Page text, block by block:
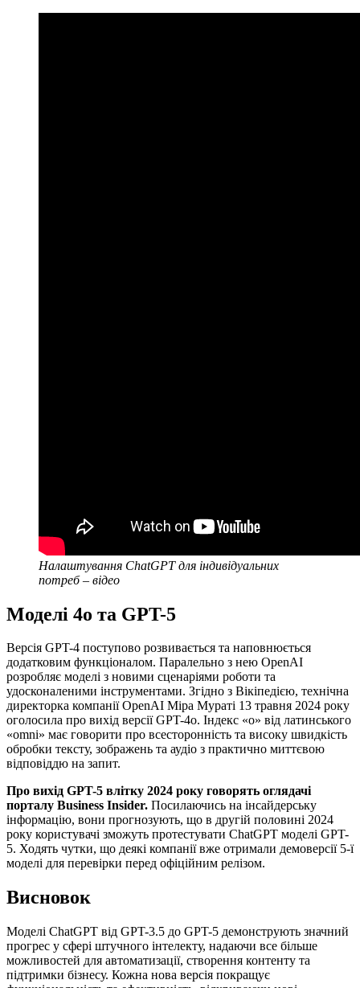
Налаштування ChatGPT для індивідуальних
потреб – відео
Моделі 4о та GPT-5
Версія GPT-4 поступово розвивається та наповнюється
додатковим функціоналом. Паралельно з нею OpenAI
розробляє моделі з новими сценаріями роботи та
удосконаленими інструментами. Згідно з Вікіпедією, технічна
директорка компанії OpenAI Міра Мураті 13 травня 2024 року
оголосила про вихід версії GPT-4o. Індекс «о» від латинського
«omni» має говорити про всесторонність та високу швидкість
обробки тексту, зображень та аудіо з практично миттєвою
відповіддю на запит.
Про вихід GPT-5 влітку 2024 року говорять оглядачі
порталу Business Insider. Посилаючись на інсайдерську
інформацію, вони прогнозують, що в другій половині 2024
року користувачі зможуть протестувати ChatGPT моделі GPT-
5. Ходять чутки, що деякі компанії вже отримали демоверсії 5-ї
моделі для перевірки перед офіційним релізом.
Висновок
Моделі ChatGPT від GPT-3.5 до GPT-5 демонструють значний
прогрес у сфері штучного інтелекту, надаючи все більше
можливостей для автоматизації, створення контенту та
підтримки бізнесу. Кожна нова версія покращує